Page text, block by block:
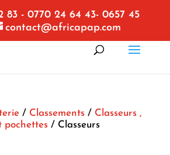
83 - 0770 24 64 43- 0657 45
contact@africapap.com
/ Classements/ Classeurs ,
pochettes/ Classeurs